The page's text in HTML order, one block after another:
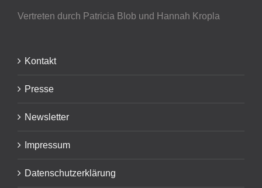
Vertreten durch Patricia Blob und Hannah Kropla
Kontakt
Presse
Newsletter
Impressum
Datenschutzerklärung